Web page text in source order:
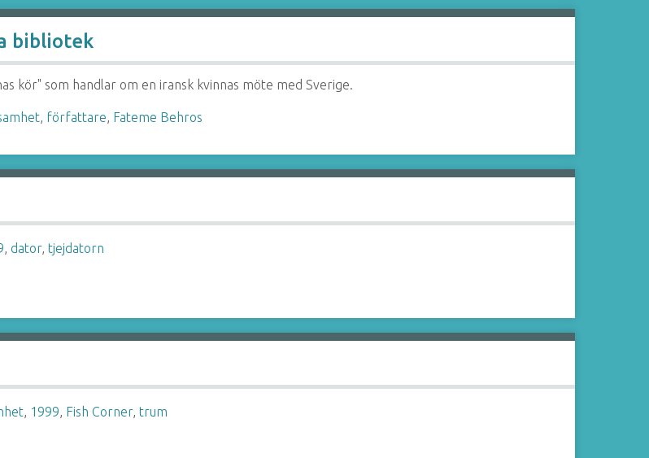
bibliotek
kör" som handlar om en iransk kvinnas möte med Sverige.
, författare, Fateme Behros
,dator,tjejdatorn
, 1999, Fish Corner,trum